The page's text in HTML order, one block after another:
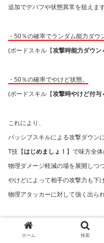
追加でデバフや状態異常を狙えます
・50％の確率でランダム能力ダウ
(ボードスキル【攻撃時能力ダウン
・50％の確率でやけど状態。
(ボードスキル【攻撃時やけど付与
これにより、
パッシブスキルによる攻撃ダウンに
T技【はじめましょ！ 】で味方全体
物理ダメージ軽減の場を展開しつつ
やけどによって相手の攻撃力も下
物理アタッカーに対して強く出ら
また、T技【 はじめましょ！】の効
ボードスキル【
はじめましょ！：技
ホーム 検索